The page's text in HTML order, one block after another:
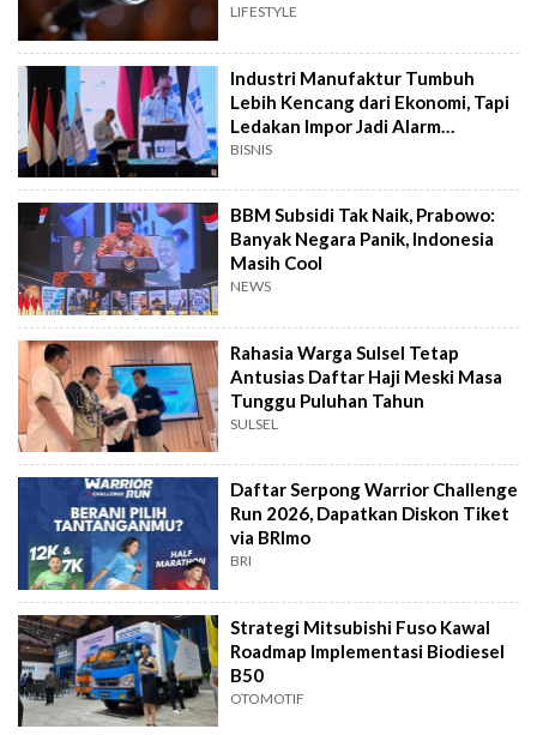
LIFESTYLE
Industri Manufaktur Tumbuh
Lebih Kencang dari Ekonomi, Tapi
Ledakan Impor Jadi Alarm
Pemerintah
BISNIS
BBM Subsidi Tak Naik, Prabowo:
Banyak Negara Panik, Indonesia
Masih Cool
NEWS
Rahasia Warga Sulsel Tetap
Antusias Daftar Haji Meski Masa
Tunggu Puluhan Tahun
SULSEL
Daftar Serpong Warrior Challenge
Run 2026, Dapatkan Diskon Tiket
via BRImo
BRI
Strategi Mitsubishi Fuso Kawal
Roadmap Implementasi Biodiesel
B50
OTOMOTIF